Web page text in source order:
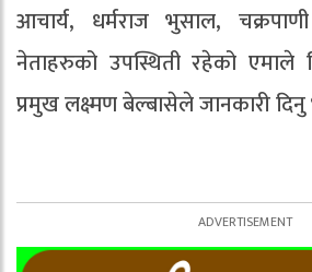
आचार्य, धर्मराज भुसाल,
नेताहरुको उपस्थिती रहेको एमाले
प्रमुख लक्ष्मण बेल्बासेले जानकारी दिनु